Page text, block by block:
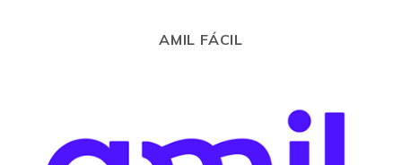
AMIL FÁCIL